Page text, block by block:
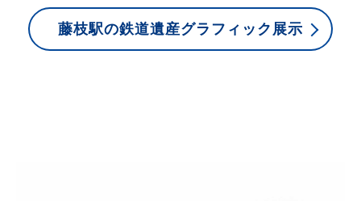
藤枝駅の鉄道遺産グラフィック展示